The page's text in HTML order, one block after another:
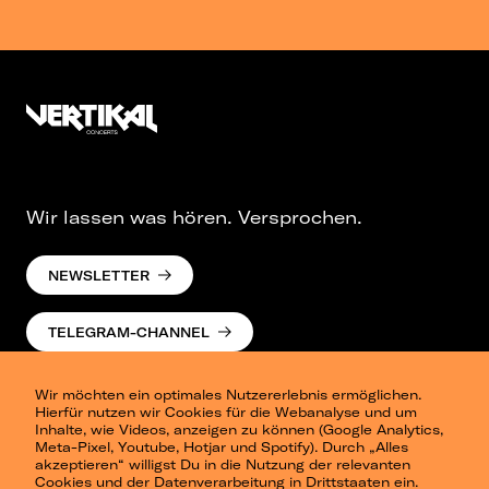
Wir möchten ein optimales Nutzererlebnis ermöglichen.
Hierfür nutzen wir Cookies für die Webanalyse und um
Inhalte, wie Videos, anzeigen zu können (Google Analytics,
Meta-Pixel, Youtube, Hotjar und Spotify). Durch „Alles
akzeptieren“ willigst Du in die Nutzung der relevanten
Cookies und der Datenverarbeitung in Drittstaaten ein.
Wir lassen was hören. Versprochen.
NEWSLETTER
TELEGRAM-CHANNEL